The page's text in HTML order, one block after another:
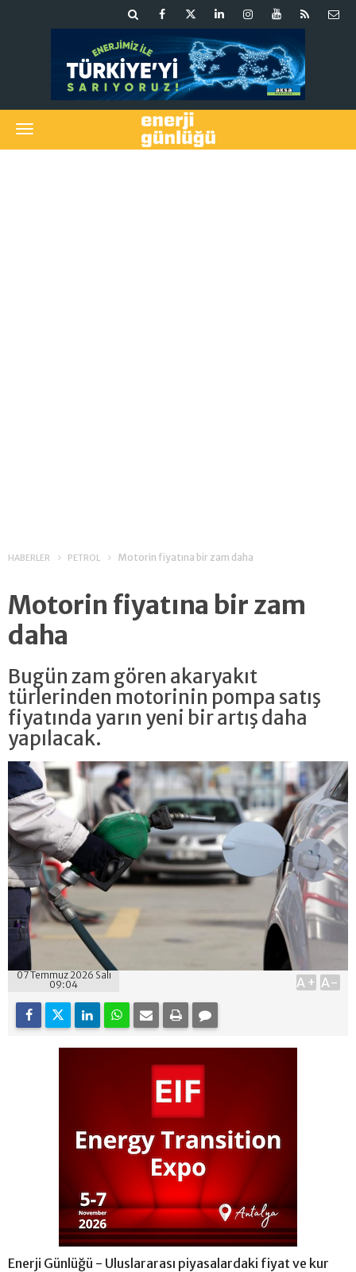
HABERLER PETROL Motorin fiyatına bir zam daha
Motorin fiyatına bir zam
daha
Bugün zam gören akaryakıt
türlerinden motorinin pompa satış
fiyatında yarın yeni bir artış daha
yapılacak.
07 Temmuz 2026 Salı
09:04
A+ A-
Enerji Günlüğü - Uluslararası piyasalardaki fiyat ve kur